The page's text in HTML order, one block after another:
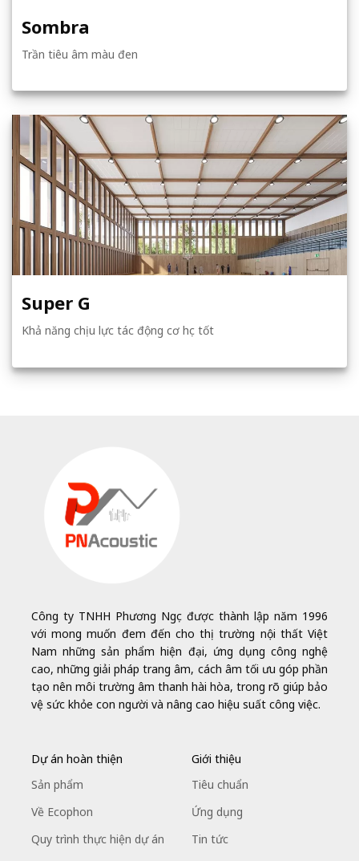
Sombra
Trần tiêu âm màu đen
Super G
Khả năng chịu lực tác động cơ học tốt
Công ty TNHH Phương Ngọc được thành lập năm 1996
với mong muốn đem đến cho thị trường nội thất Việt
Nam những sản phẩm hiện đại, ứng dụng công nghệ
cao, những giải pháp trang âm, cách âm tối ưu góp phần
tạo nên môi trường âm thanh hài hòa, trong rõ giúp bảo
vệ sức khỏe con người và nâng cao hiệu suất công việc.
Dự án hoàn thiện
Sản phẩm
Về Ecophon
Quy trình thực hiện dự án
Giới thiệu
Tiêu chuẩn
Ứng dụng
Tin tức